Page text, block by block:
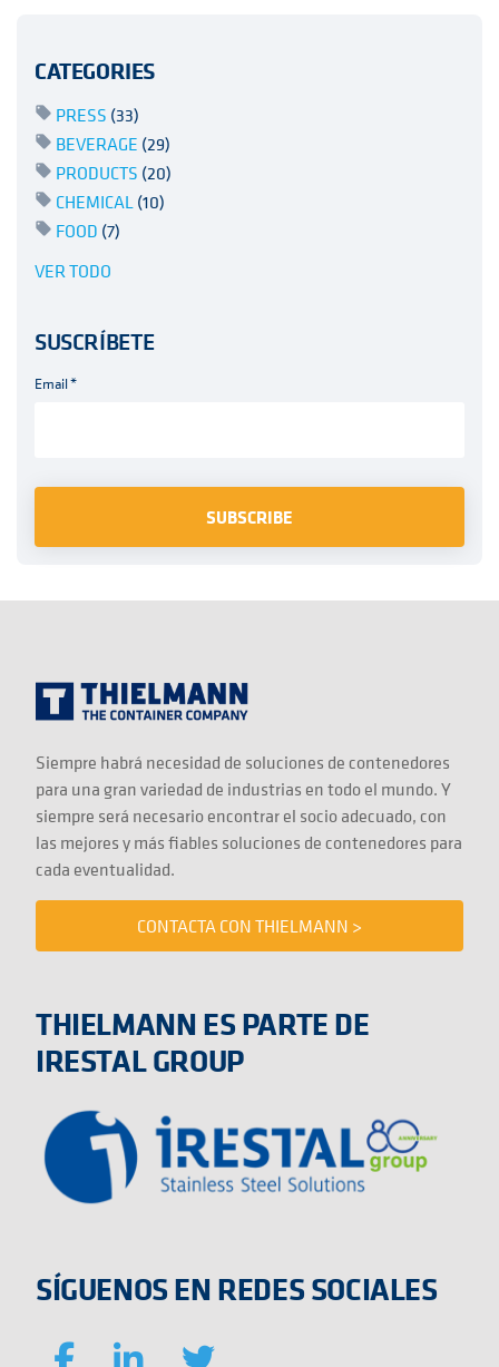
CATEGORIES
PRESS (33)
BEVERAGE (29)
PRODUCTS (20)
CHEMICAL(10)
FOOD (7)
VER TODO
SUSCRÍBETE
Email*
Siempre habrá necesidad de soluciones de contenedores
para una gran variedad de industrias en todo el mundo. Y
siempre será necesario encontrar el socio adecuado, con
las mejores y más fiables soluciones de contenedores para
cada eventualidad.
CONTACTA CON THIELMANN >
THIELMANN ES PARTE DE
IRESTAL GROUP
SÍGUENOS EN REDES SOCIALES